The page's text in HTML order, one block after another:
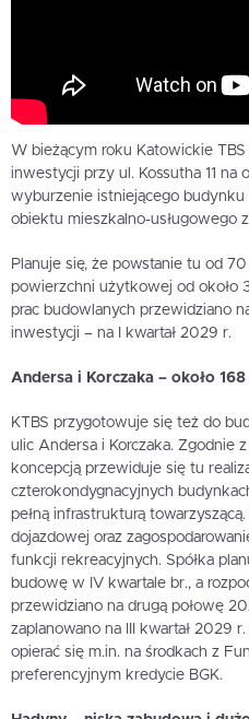
W bieżącym roku Katowickie TBS
inwestycji przy ul. Kossutha 11 na
wyburzenie istniejącego
obiektu mieszkalno-usługowego
Planuje się, że powstanie tu od
powierzchni użytkowej od około
prac budowlanych przewidziano
inwestycji – na I kwartał 2029 r.
Andersa i Korczaka – około
KTBS przygotowuje się też do
ulic Andersa i Korczaka. Zgodnie
koncepcją przewiduje się tu
czterokondygnacyjnych
pełną infrastrukturą
dojazdowej oraz
funkcji rekreacyjnych. Spółka
budowę w IV kwartale br., a
przewidziano na drugą połowę
zaplanowano na III kwartał 2029
opierać się m.in. na środkach z
preferencyjnym kredycie BGK.